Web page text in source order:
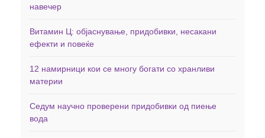
навечер
Витамин Ц: објаснување, придобивки, несакани
ефекти и повеќе
12 намирници кои се многу богати со хранливи
материи
Седум научно проверени придобивки од пиење
вода